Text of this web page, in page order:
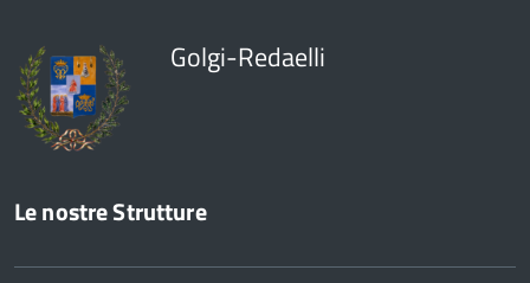
Golgi-Redaelli
Le nostre Strutture